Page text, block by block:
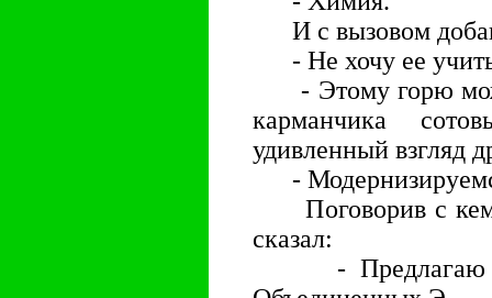
И с вызовом
- Не хочу ее
- Этому горю
карманчика
удивленный взгляд
-
Поговорив с кем-
сказал:
- Предлагаю